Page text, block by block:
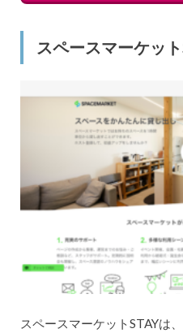
スペースマーケッ
スペースマーケットSTAYは